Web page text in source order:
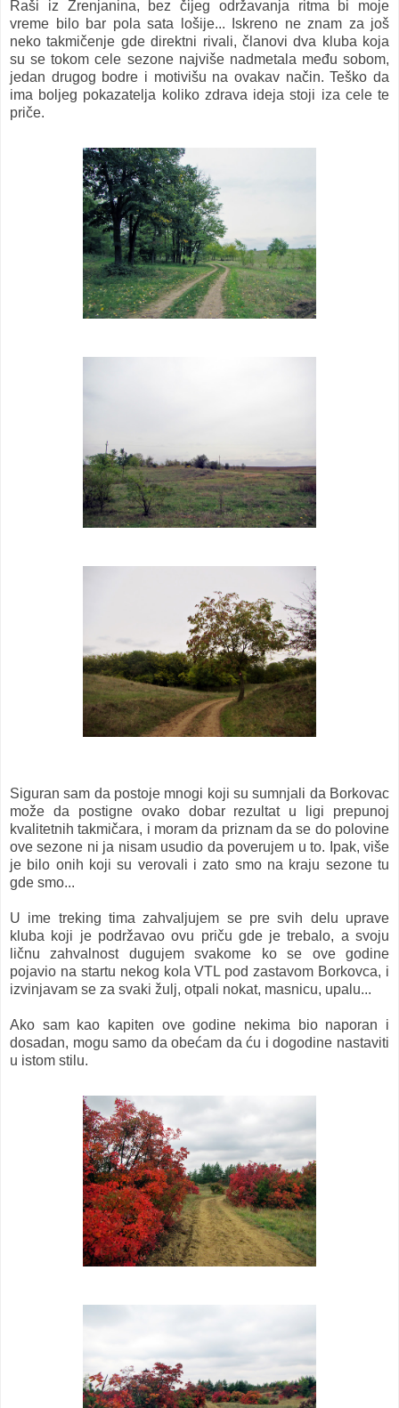
Raši iz Zrenjanina, bez čijeg održavanja ritma bi moje
vreme bilo bar pola sata lošije... Iskreno ne znam za još
neko takmičenje gde direktni rivali, članovi dva kluba koja
su se tokom cele sezone najviše nadmetala među sobom,
jedan drugog bodre i motivišu na ovakav način. Teško da
ima boljeg pokazatelja koliko zdrava ideja stoji iza cele te
priče.
Siguran sam da postoje mnogi koji su sumnjali da Borkovac
može da postigne ovako dobar rezultat u ligi prepunoj
kvalitetnih takmičara, i moram da priznam da se do polovine
ove sezone ni ja nisam usudio da poverujem u to. Ipak, više
je bilo onih koji su verovali i zato smo na kraju sezone tu
gde smo...
U ime treking tima zahvaljujem se pre svih delu uprave
kluba koji je podržavao ovu priču gde je trebalo, a svoju
ličnu zahvalnost dugujem svakome ko se ove godine
pojavio na startu nekog kola VTL pod zastavom Borkovca, i
izvinjavam se za svaki žulj, otpali nokat, masnicu, upalu...
Ako sam kao kapiten ove godine nekima bio naporan i
dosadan, mogu samo da obećam da ću i dogodine nastaviti
u istom stilu.